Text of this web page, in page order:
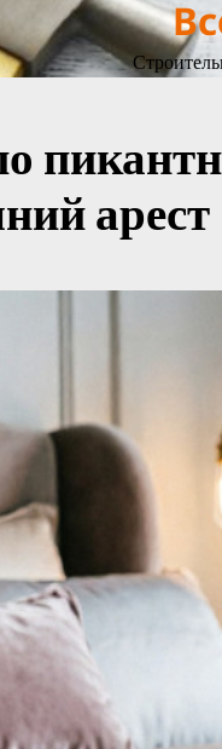
арест